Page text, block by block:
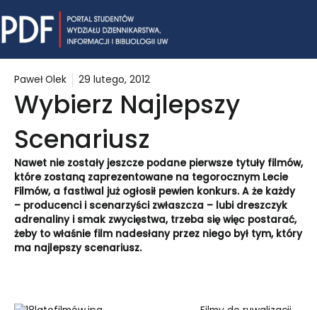
to
content
Paweł Olek 29 lutego, 2012
Wybierz Najlepszy
Scenariusz
Nawet nie zostały jeszcze podane pierwsze tytuły filmów,
które zostaną zaprezentowane na tegorocznym Lecie
Filmów, a fastiwal już ogłosił pewien konkurs. A że każdy
– producenci i scenarzyści zwłaszcza – lubi dreszczyk
adrenaliny i smak zwycięstwa, trzeba się więc postarać,
żeby to właśnie film nadesłany przez niego był tym, który
ma najlepszy scenariusz.